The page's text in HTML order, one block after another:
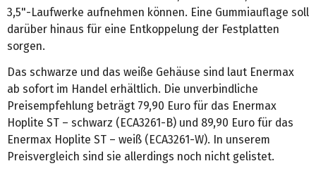
3,5"-Laufwerke aufnehmen können. Eine Gummiauflage soll
darüber hinaus für eine Entkoppelung der Festplatten
sorgen.
Das schwarze und das weiße Gehäuse sind laut Enermax
ab sofort im Handel erhältlich. Die unverbindliche
Preisempfehlung beträgt 79,90 Euro für das Enermax
Hoplite ST – schwarz (ECA3261-B) und 89,90 Euro für das
Enermax Hoplite ST – weiß (ECA3261-W). In unserem
Preisvergleich sind sie allerdings noch nicht gelistet.